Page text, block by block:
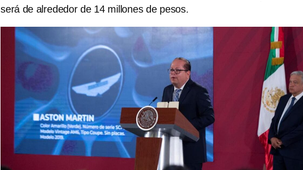
será de alrededor de 14 millones de pesos.